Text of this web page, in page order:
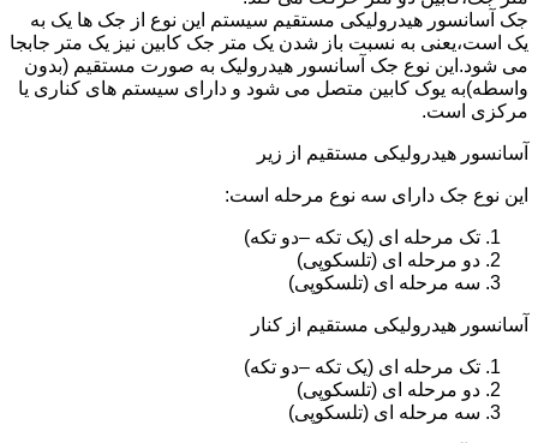
جک آسانسور هیدرولیکی مستقیم سیستم این نوع از جک ها یک به
یک است،یعنی به نسبت باز شدن یک متر جک کابین نیز یک متر جابجا
می شود.این نوع جک آسانسور هیدرولیک به صورت مستقیم (بدون
واسطه)به یوک کابین متصل می شود و دارای سیستم های کناری یا
مرکزی است.
آسانسور هیدرولیکی مستقیم از زیر
این نوع جک دارای سه نوع مرحله است:
تک مرحله ای (یک تکه –دو تکه)
دو مرحله ای (تلسکوپی)
سه مرحله ای (تلسکوپی)
آسانسور هیدرولیکی مستقیم از کنار
تک مرحله ای (یک تکه –دو تکه)
دو مرحله ای (تلسکوپی)
سه مرحله ای (تلسکوپی)